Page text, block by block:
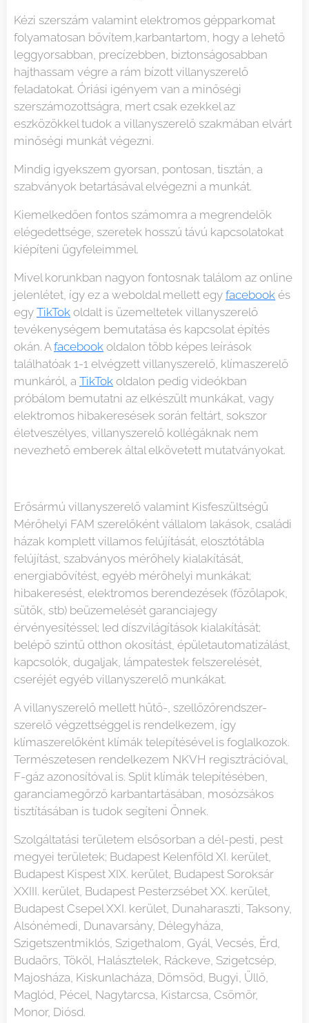
Kézi szerszám valamint elektromos gépparkomat
folyamatosan bővítem,karbantartom, hogy a lehető
leggyorsabban, precízebben, biztonságosabban
hajthassam végre a rám bízott villanyszerelő
feladatokat. Óriási igényem van a minőségi
szerszámozottságra, mert csak ezekkel az
eszközökkel tudok a villanyszerelő szakmában elvárt
minőségi munkát végezni.
Mindig igyekszem gyorsan, pontosan, tisztán, a
szabványok betartásával elvégezni a munkát.
Kiemelkedően fontos számomra a megrendelők
elégedettsége, szeretek hosszú távú kapcsolatokat
kiépíteni ügyfeleimmel.
Mivel korunkban nagyon fontosnak találom az online
jelenlétet, így ez a weboldal mellett egy facebook és
egy TikTok oldalt is üzemeltetek villanyszerelő
tevékenységem bemutatása és kapcsolat építés
okán. Afacebook oldalon több képes leírások
találhatóak 1-1 elvégzett villanyszerelő, klímaszerelő
munkáról, a TikTok oldalon pedig videókban
próbálom bemutatni az elkészült munkákat, vagy
elektromos hibakeresések során feltárt, sokszor
életveszélyes, villanyszerelő kollégáknak nem
nevezhető emberek által elkövetett mutatványokat.
Erősármú villanyszerelő valamint Kisfeszültségű
Mérőhelyi FAM szerelőként vállalom lakások, családi
házak komplett villamos felújítását, elosztótábla
felújítást, szabványos mérőhely kialakítását,
energiabővítést, egyéb mérőhelyi munkákat;
hibakeresést, elektromos berendezések (főzőlapok,
sütők, stb) beüzemelését garanciajegy
érvényesítéssel; led díszvilágítások kialakítását;
belépő szintű otthon okosítást, épületautomatizálást,
kapcsolók, dugaljak, lámpatestek felszerelését,
cseréjét egyéb villanyszerelő munkákat.
A villanyszerelő mellett hűtő-, szellőzőrendszer-
szerelő végzettséggel is rendelkezem, így
klímaszerelőként klímák telepítésével is foglalkozok.
Természetesen rendelkezem NKVH regisztrációval,
F-gáz azonosítóval is. Split klímák telepítésében,
garanciamegőrző karbantartásában, mosózsákos
tisztításában is tudok segíteni Önnek.
Szolgáltatási területem elsősorban a dél-pesti, pest
megyei területek; Budapest Kelenföld XI. kerület,
Budapest Kispest XIX. kerület, Budapest Soroksár
XXIII. kerület, Budapest Pesterzsébet XX. kerület,
Budapest Csepel XXI. kerület, Dunaharaszti, Taksony,
Alsónémedi, Dunavarsány, Délegyháza,
Szigetszentmiklós, Szigethalom, Gyál, Vecsés, Érd,
Budaörs, Tököl, Halásztelek, Ráckeve, Szigetcsép,
Majosháza, Kiskunlacháza, Dömsöd, Bugyi, Üllő,
Maglód, Pécel, Nagytarcsa, Kistarcsa, Csömör,
Monor, Diósd.